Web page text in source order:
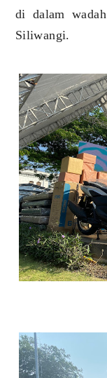
di dalam
Siliwangi.